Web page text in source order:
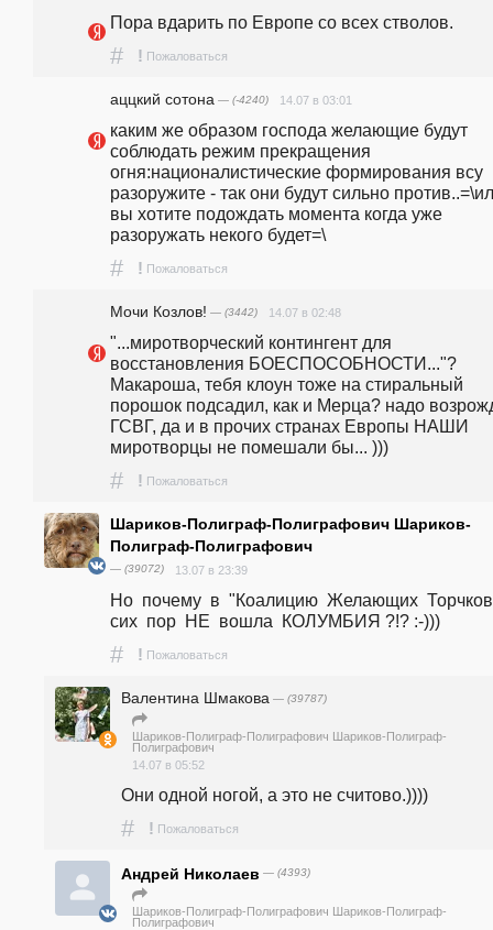
Пора вдарить по Европе со всех стволов.
# ! Пожаловаться
аццкий сотона — (-4240) 14.07 в 03:01
каким же образом господа желающие будут
соблюдать режим прекращения
огня:националистические формирования всу
разоружите - так они будут сильно
вы хотите подождать момента когда уже
разоружать некого будет=\
# ! Пожаловаться
Мочи Козлов! — (3442) 14.07 в 02:48
"...миротворческий контингент для
восстановления БОЕСПОСОБНОСТИ..."?
Макароша, тебя клоун тоже на стиральный
порошок подсадил, как и Мерца? надо
ГСВГ, да и в прочих странах Европы НАШИ
миротворцы не помешали бы... )))
# ! Пожаловаться
Шариков-Полиграф-Полиграфович Шариков-
Полиграф-Полиграфович
— (39072) 13.07 в 23:39
Но  почему  в  "Коалицию  Желающих
сих  пор  НЕ  вошла  КОЛУМБИЯ ?!? :-)))
# ! Пожаловаться
Валентина Шмакова — (39787)
Шариков-Полиграф-Полиграфович Шариков-Полиграф-
Полиграфович
14.07 в 05:52
Они одной ногой, а это не считово.))))
# ! Пожаловаться
Андрей Николаев — (4393)
Шариков-Полиграф-Полиграфович Шариков-Полиграф-
Полиграфович